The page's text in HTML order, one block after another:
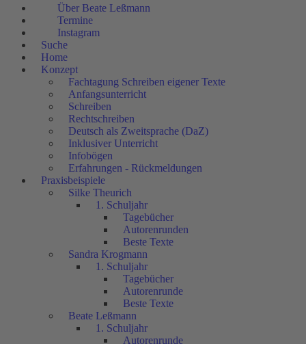
Über Beate Leßmann
Termine
Instagram
Suche
Home
Konzept
Fachtagung Schreiben eigener Texte
Anfangsunterricht
Schreiben
Rechtschreiben
Deutsch als Zweitsprache (DaZ)
Inklusiver Unterricht
Infobögen
Erfahrungen - Rückmeldungen
Praxisbeispiele
Silke Theurich
1. Schuljahr
Tagebücher
Autorenrunden
Beste Texte
Sandra Krogmann
1. Schuljahr
Tagebücher
Autorenrunde
Beste Texte
Beate Leßmann
1. Schuljahr
Autorenrunde